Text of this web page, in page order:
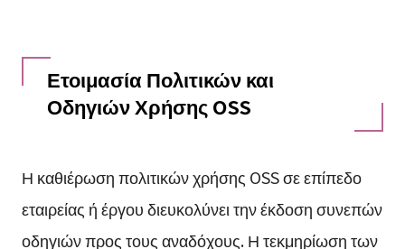
Ετοιμασία Πολιτικών και
Οδηγιών Χρήσης OSS
Η καθιέρωση πολιτικών χρήσης OSS σε επίπεδο
εταιρείας ή έργου διευκολύνει την έκδοση συνεπών
οδηγιών προς τους αναδόχους. Η τεκμηρίωση των